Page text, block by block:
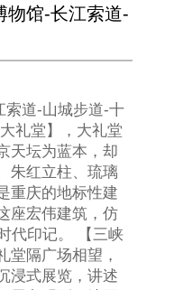
物馆-长江索道-
索道-山城步道-十
礼堂】，大礼堂
天坛为蓝本，却
朱红立柱、琉璃
重庆的地标性建
座宏伟建筑，仿
代印记。 【三峡
堂隔广场相望，
浸式展览，讲述